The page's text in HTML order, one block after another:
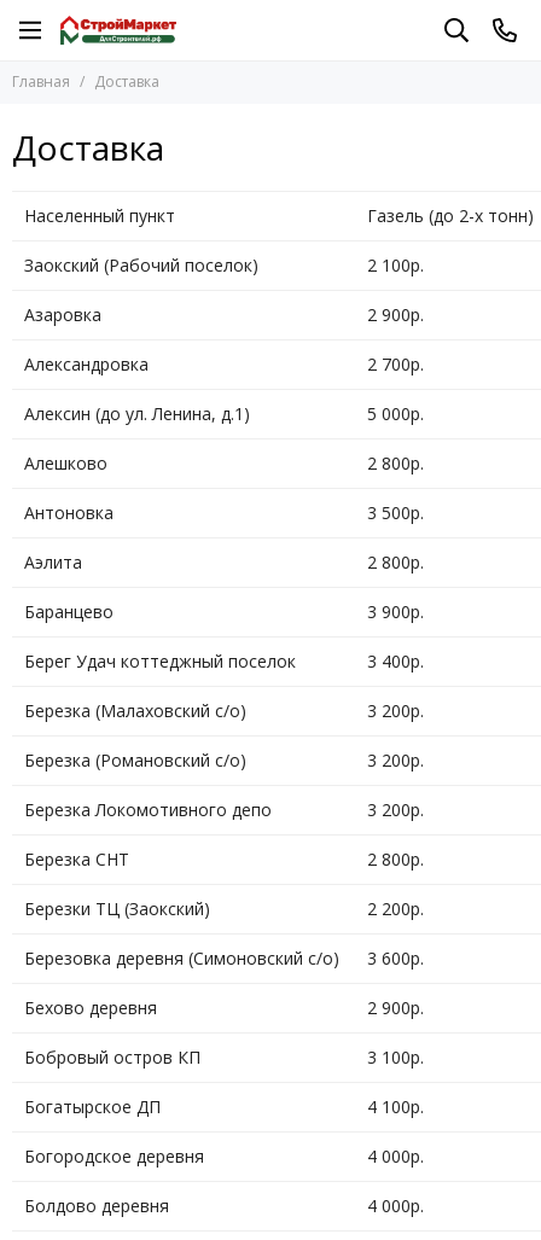
Главная Доставка
Доставка
Населенный пункт Газель (до 2-х тонн)
Заокский (Рабочий поселок) 2 100р.
Азаровка 2 900р.
Александровка 2 700р.
Алексин (до ул. Ленина, д.1) 5 000р.
Алешково 2 800р.
Антоновка 3 500р.
Аэлита 2 800р.
Баранцево 3 900р.
Берег Удач коттеджный поселок 3 400р.
Березка (Малаховский с/о) 3 200р.
Березка (Романовский с/о) 3 200р.
Березка Локомотивного депо 3 200р.
Березка СНТ 2 800р.
Березки ТЦ (Заокский) 2 200р.
Березовка деревня (Симоновский с/о) 3 600р.
Бехово деревня 2 900р.
Бобровый остров КП 3 100р.
Богатырское ДП 4 100р.
Богородское деревня 4 000р.
Болдово деревня 4 000р.